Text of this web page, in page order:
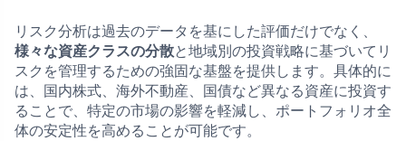
リスク分析は過去のデータを基にした評価だけでなく、
様々な資産クラスの分散と地域別の投資戦略に基づいてリ
スクを管理するための強固な基盤を提供します。具体的に
は、国内株式、海外不動産、国債など異なる資産に投資す
ることで、特定の市場の影響を軽減し、ポートフォリオ全
体の安定性を高めることが可能です。